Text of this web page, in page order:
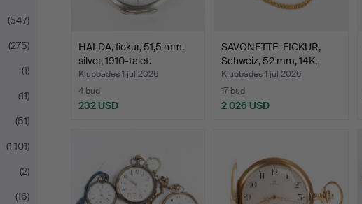
(547)
(275)
(1)
(11)
(51)
(1 101)
(2)
(16)
HALDA, fickur, 51,5 mm,
silver, 1910-talet.
Klubbades 1 jul 2026
4 bud
232 USD
SAVONETTE-FICKUR,
Schweiz, 52 mm, 14K,
192…
Klubbades 1 jul 2026
17 bud
2 026 USD